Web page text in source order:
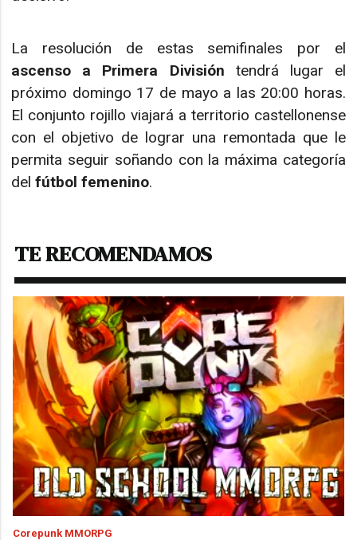
La resolución de estas semifinales por el
ascenso a Primera División tendrá lugar el
próximo domingo 17 de mayo a las 20:00 horas.
El conjunto rojillo viajará a territorio castellonense
con el objetivo de lograr una remontada que le
permita seguir soñando con la máxima categoría
delfútbol femenino.
TE RECOMENDAMOS
Corepunk MMORPG